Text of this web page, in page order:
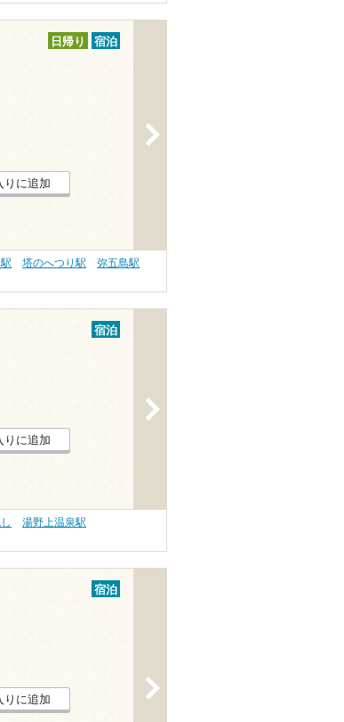
日帰り 宿泊
りに追加
塔のへつり駅
弥五島駅
宿泊
りに追加
湯野上温泉駅
宿泊
りに追加